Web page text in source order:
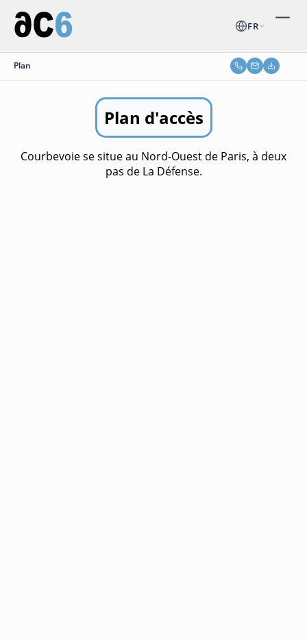
FR
Plan
Plan d'accès
Courbevoie se situe au Nord-Ouest de Paris, à deux
pas de La Défense.